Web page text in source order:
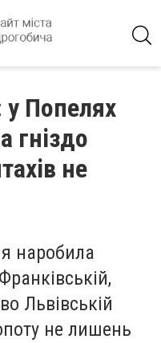
у Попелях
гніздо
не
наробила
Львівській
не лишень